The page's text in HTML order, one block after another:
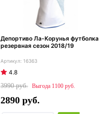
Депортиво Ла-Корунья футболка
резервная сезон 2018/19
16363
4.8
3990
1100
2890